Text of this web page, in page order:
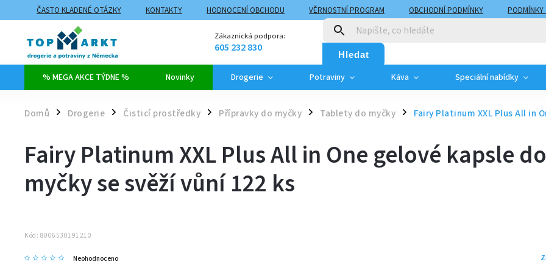
ČASTO KLADENÉ OTÁZKY KONTAKTY HODNOCENÍ OBCHODU VĚRNOSTNÍ PROGRAM OBCHODNÍ PODMÍNKY
PODMÍNKY
ZPŮSOBY DOPRAVY A PLATBY
MOJE OBJEDNÁVKA
Zákaznická podpora:
605 232 830 Hledat
% MEGA AKCE TÝDNE % Novinky Drogerie Potraviny Káva Speciální nabídky
Domů / Drogerie / Čisticí prostředky / Přípravky do myčky / Tablety do myčky / Fairy Platinum XXL Plus All in
Fairy Platinum XXL Plus All in One gelové kapsle do
myčky se svěží vůní 122 ks
Kód: 8006530191210
Neohodnoceno